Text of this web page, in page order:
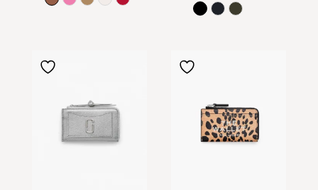
Argan Oil
Bow pink
CamelCottonTrue Red
BlackOcean Blue
Olive